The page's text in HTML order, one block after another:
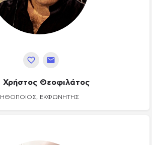
Χρήστος Θεοφιλάτος
ΗΘΟΠΟΙΌΣ, ΕΚΦΩΝΗΤΉΣ